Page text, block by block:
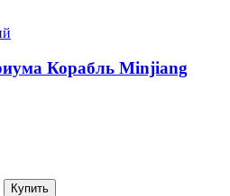
Корабль Minjiang
Купить